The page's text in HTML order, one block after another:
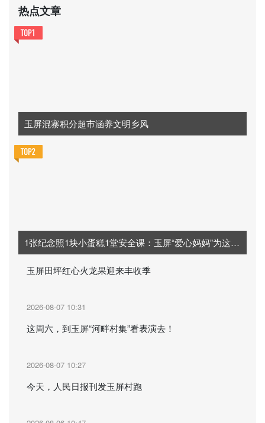
热点文章
玉屏混寨积分超市涵养文明乡风
1张纪念照1块小蛋糕1堂安全课：玉屏“爱心妈妈”为这群孩子定制“夏日限定”记忆
玉屏田坪红心火龙果迎来丰收季
2026-08-07 10:31
这周六，到玉屏“河畔村集”看表演去！
2026-08-07 10:27
今天，人民日报刊发玉屏村跑